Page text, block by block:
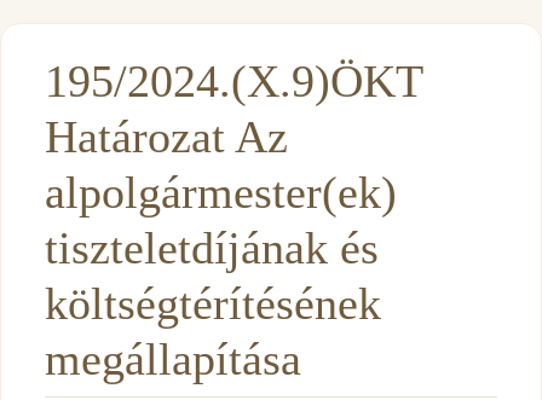
195/2024.(X.9)ÖKT
Határozat Az
alpolgármester(ek)
tiszteletdíjának és
költségtérítésének
megállapítása